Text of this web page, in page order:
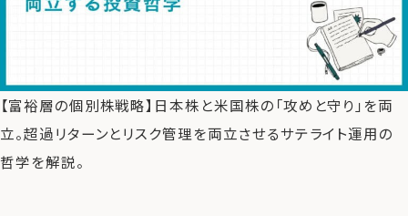
運営会社
ファミリーオフィスとは
関連書籍
【富裕層の個別株戦略】日本株と米国株の「攻めと守り」を両
立。超過リターンとリスク管理を両立させるサテライト運用の
哲学を解説。